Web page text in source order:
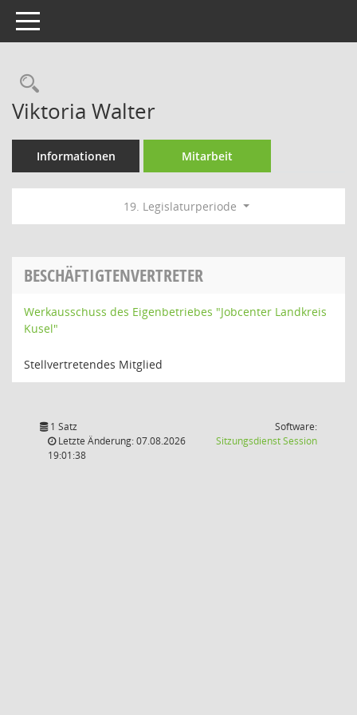
Toggle navigation
Rechercheauswahl
Viktoria Walter
Informationen Mitarbeit
19. Legislaturperiode
BESCHÄFTIGTENVERTRETER
Werkausschuss des Eigenbetriebes "Jobcenter Landkreis
Kusel"
Stellvertretendes Mitglied
1 Satz
Letzte Änderung: 07.08.2026
19:01:38
Software:
SitzungsdienstSession(Wird in